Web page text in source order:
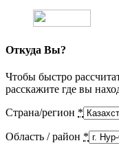
Откуда Вы?
Чтобы быстро
расскажите где вы
Страна/регион *
Область / район *